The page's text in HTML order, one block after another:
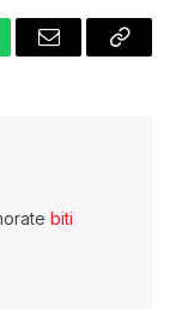
Email
Copy
biti